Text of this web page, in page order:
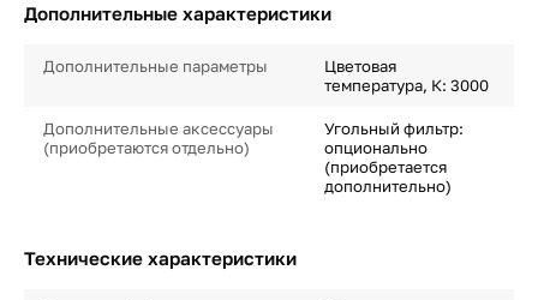
Дополнительные характеристики
Дополнительные параметры
Цветовая
температура, К: 3000
Дополнительные аксессуары
(приобретаются отдельно)
Угольный фильтр:
опционально
(приобретается
дополнительно)
Технические характеристики